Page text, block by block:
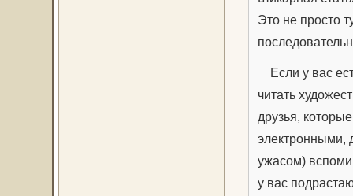
Это не просто
Если у вас
читать
друзья,
электронными,
ужасом)
у вас